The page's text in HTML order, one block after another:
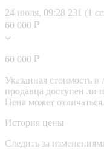
24 июля, 09:28 231 (1
60 000 ₽
60 000 ₽
Указанная стоимость
продавца доступен ли
Цена может отличаться.
История цены
Следить за